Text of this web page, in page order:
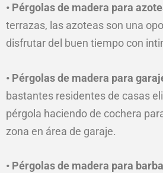
• Pérgolas de madera para
terrazas, las azoteas son una
disfrutar del buen tiempo con
• Pérgolas de madera para
bastantes residentes de casas
pérgola haciendo de cochera
zona en área de garaje.
• Pérgolas de madera para